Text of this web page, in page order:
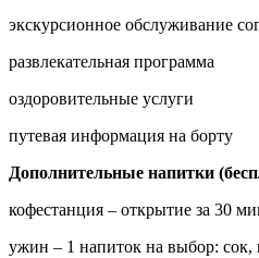
экскурсионное обслуживание
развлекательная программа
оздоровительные услуги
путевая информация на борту
Дополнительные напитки
кофестанция – открытие за 30
ужин – 1 напиток на выбор: